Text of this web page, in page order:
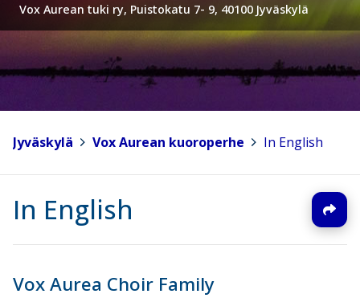
Vox Aurean tuki ry, Puistokatu 7- 9, 40100 Jyväskylä
Jyväskylä Vox Aurean kuoroperhe In English
In English
Vox Aurea Choir Family